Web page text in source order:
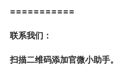
===========
联系我们 ：
扫描二维码添加官微小助手。